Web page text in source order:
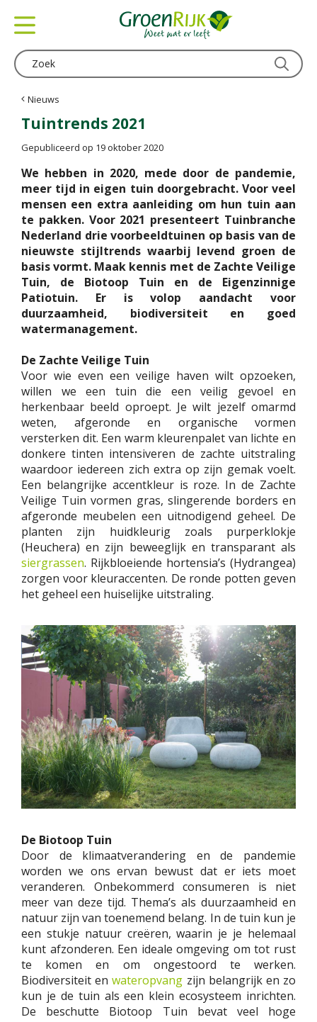
Nieuws
Tuintrends 2021
Gepubliceerd op 19 oktober 2020
We hebben in 2020, mede door de pandemie,
meer tijd in eigen tuin doorgebracht. Voor veel
mensen een extra aanleiding om hun tuin aan
te pakken. Voor 2021 presenteert Tuinbranche
Nederland drie voorbeeldtuinen op basis van de
nieuwste stijltrends waarbij levend groen de
basis vormt. Maak kennis met de Zachte Veilige
Tuin, de Biotoop Tuin en de Eigenzinnige
Patiotuin. Er is volop aandacht voor
duurzaamheid, biodiversiteit en goed
watermanagement.
De Zachte Veilige Tuin
Voor wie even een veilige haven wilt opzoeken,
willen we een tuin die een veilig gevoel en
herkenbaar beeld oproept. Je wilt jezelf omarmd
weten, afgeronde en organische vormen
versterken dit. Een warm kleurenpalet van lichte en
donkere tinten intensiveren de zachte uitstraling
waardoor iedereen zich extra op zijn gemak voelt.
Een belangrijke accentkleur is roze. In de Zachte
Veilige Tuin vormen gras, slingerende borders en
afgeronde meubelen een uitnodigend geheel. De
planten zijn huidkleurig zoals purperklokje
(Heuchera) en zijn beweeglijk en transparant als
siergrassen. Rijkbloeiende hortensia’s (Hydrangea)
zorgen voor kleuraccenten. De ronde potten geven
het geheel een huiselijke uitstraling.
De Biotoop Tuin
Door de klimaatverandering en de pandemie
worden we ons ervan bewust dat er iets moet
veranderen. Onbekommerd consumeren is niet
meer van deze tijd. Thema’s als duurzaamheid en
natuur zijn van toenemend belang. In de tuin kun je
een stukje natuur creëren, waarin je je helemaal
kunt afzonderen. Een ideale omgeving om tot rust
te komen en om ongestoord te werken.
Biodiversiteit enwateropvang zijn belangrijk en zo
kun je de tuin als een klein ecosysteem inrichten.
De beschutte Biotoop Tuin bevat veel hoge